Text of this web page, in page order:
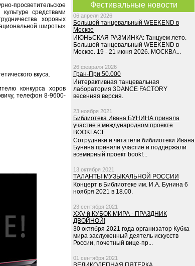
просветительское
средствами
хоровых
широты»
вкуса.
конкурса хоров
телефон 8-9600-
Фестивальные новости
06 апреля 2026
Большой танцевальный WEEKEND в
Москве
ИЮНЬСКАЯ РАЗМИНКА: Танцуем лето.
Большой танцевальный WEEKEND в
Москве. 19 - 21 июня 2026. МОСКВА...
26 февраля 2026
Гран-При 50.000
Интерактивная танцевальная
лаборатория 3DANCE FACTORY
весенняя версия.
23 ноября 2021
Библиотека Ивана БУНИНА приняла
участие в международном проекте
BOOKFACE
Сотрудники и читатели библиотеки Ивана
Бунина приняли участие и поддержали
всемирный проект bookf...
13 октября 2021
ТАЛАНТЫ МУЗЫКАЛЬНОЙ РОССИИ
Концерт в Библиотеке им. И.А. Бунина 6
ноября 2021 в 18.00.
23 сентября 2021
XXV-й КУБОК МИРА - ПРАЗДНИК
ДВОЙНОЙ!
30 октября 2021 года организатор Кубка
мира заслуженный деятель искусств
России, почетный вице-пр...
01 сентября 2021